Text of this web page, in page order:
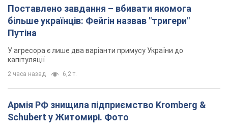
Поставлено завдання – вбивати якомога
більше українців: Фейгін назвав "тригери"
Путіна
У агресора є лише два варіанти примусу України до
капітуляції
2 часа назад 6,2 т.
Армія РФ знищила підприємство Kromberg &
Schubert у Житомирі. Фото